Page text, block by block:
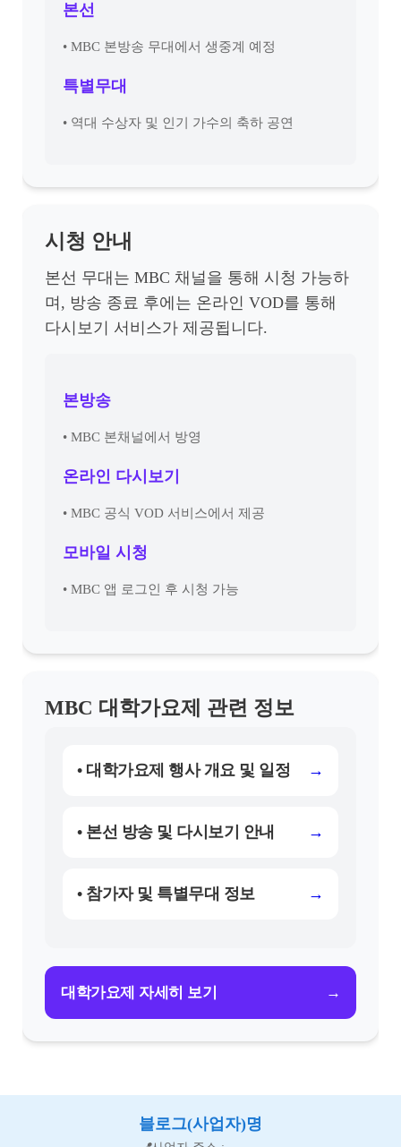
본선
• MBC 본방송 무대에서 생중계 예정
특별무대
• 역대 수상자 및 인기 가수의 축하 공연
시청 안내
본선 무대는 MBC 채널을 통해 시청 가능하
며, 방송 종료 후에는 온라인 VOD를 통해
다시보기 서비스가 제공됩니다.
본방송
• MBC 본채널에서 방영
온라인 다시보기
• MBC 공식 VOD 서비스에서 제공
모바일 시청
• MBC 앱 로그인 후 시청 가능
MBC 대학가요제 관련 정보
• 대학가요제 행사 개요 및 일정 →
• 본선 방송 및 다시보기 안내 →
• 참가자 및 특별무대 정보 →
대학가요제 자세히 보기 →
블로그(사업자)명